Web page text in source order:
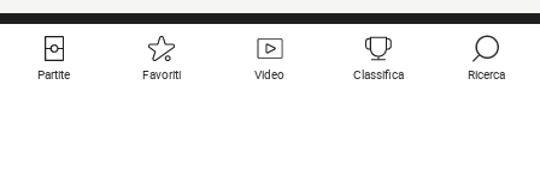
Partite Favoriti Video Classifica Ricerca